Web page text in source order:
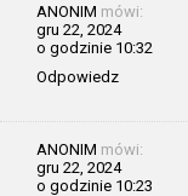
ANONIM mówi:
gru 22, 2024
o godzinie 10:32
Odpowiedz
ANONIM mówi:
gru 22, 2024
o godzinie 10:23